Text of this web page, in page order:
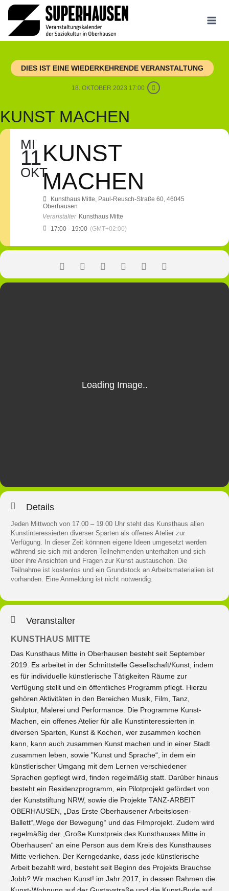
Zum
Inhalt
springen
DIES IST EINE WIEDERKEHRENDE VERANSTALTUNG
18. OKTOBER 2023 17:00
KUNST MACHEN
MI
11
OKT
KUNST
MACHEN
Kunsthaus Mitte, Paul-Reusch-Straße 60, 46045
Oberhausen
Veranstalter Kunsthaus Mitte
17:00 - 19:00 (GMT+02:00)
Details
Jeden Mittwoch von 17.00 – 19.00 Uhr steht das Kunsthaus allen
Kunstinteressierten diverser Sparten als offenes Atelier zur
Verfügung. In dieser Zeit könnnen eigene Ideen umgesetzt werden
während sie sich mit anderen Teilnehmenden unterhalten und sich
über ihre Ansichten und Fragen zur Kunst austauschen. Die
Teilnahme ist kostenlos und ein Grundstock an Arbeitsmaterialien ist
vorhanden. Eine Anmeldung ist nicht notwendig.
Veranstalter
KUNSTHAUS MITTE
Das Kunsthaus Mitte in Oberhausen besteht seit September
2019. Es arbeitet in der Schnittstelle Gesellschaft/Kunst, indem
es für individuelle künstlerische Tätigkeiten Räume zur
Verfügung stellt und ein öffentliches Programm pflegt. Hierzu
gehören Aktivitäten in den Bereichen Musik, Film, Tanz,
Skulptur, Malerei und Performance. Die Programme Kunst-
Machen, ein offenes Atelier für alle Kunstinteressierten in
diversen Sparten, Kunst & Kochen, wer zusammen kochen
kann, kann auch zusammen Kunst machen und in einer Stadt
zusammen leben, sowie "Kunst und Sprache“, in dem ein
künstlerischer Umgang mit dem Lernen verschiedener
Sprachen gepflegt wird, finden regelmäßig statt. Darüber hinaus
besteht ein Residenzprogramm, ein Pilotprojekt gefördert von
der Kunststiftung NRW, sowie die Projekte TANZ-ARBEIT
OBERHAUSEN, „Das Erste Oberhausener Arbeitslosen-
Ballett“„Wege der Bewegung“ und das Filmprojekt. Zudem wird
regelmäßig der „Große Kunstpreis des Kunsthauses Mitte in
Oberhausen“ an eine Person aus dem Kreis des Kunsthauses
Mitte verliehen. Der Kerngedanke, dass jede künstlerische
Arbeit bezahlt wird, besteht seit Beginn des Projekts Brauchse
Jobb? Wir machen Kunst! im Jahr 2017, in dessen Rahmen die